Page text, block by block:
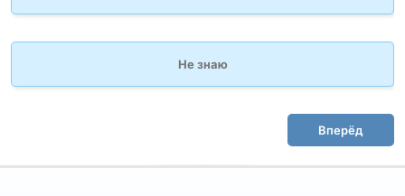
Не знаю
Вперёд